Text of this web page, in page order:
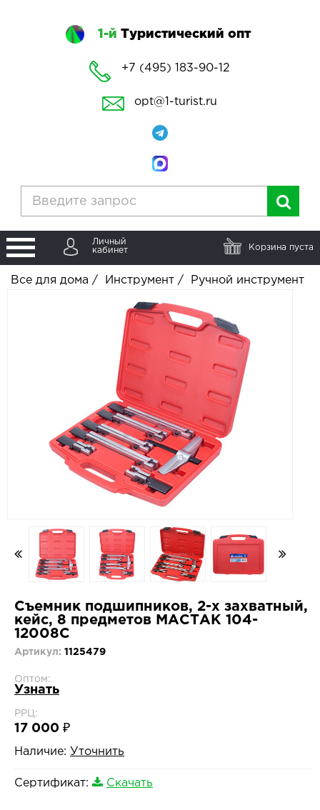
1-й Туристический опт
+7 (495) 183-90-12
opt@1-turist.ru
Личный
кабинет
Корзина пуста
Все для дома / Инструмент / Ручной инструмент
Съемник подшипников, 2-х захватный,
кейс, 8 предметов МАСТАК 104-
12008C
Артикул: 1125479
Оптом:
Узнать
РРЦ:
17 000 ₽
Наличие: Уточнить
Сертификат: Скачать